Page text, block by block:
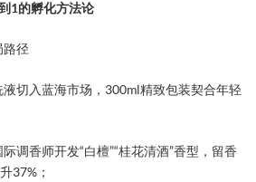
1的孵化方法论
路径​
切入蓝海市场，300ml精致包装契合年轻
调香师开发“白檀”“桂花清酒”香型，留香
37%；